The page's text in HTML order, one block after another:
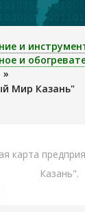
и
и
»
Мир Казань"
карта
Казань".